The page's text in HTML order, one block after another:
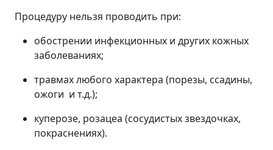
Процедуру нельзя проводить при:
обострении инфекционных и других кожных
заболеваниях;
травмах любого характера (порезы, ссадины,
ожоги и т.д.);
куперозе, розацеа (сосудистых звездочках,
покраснениях).